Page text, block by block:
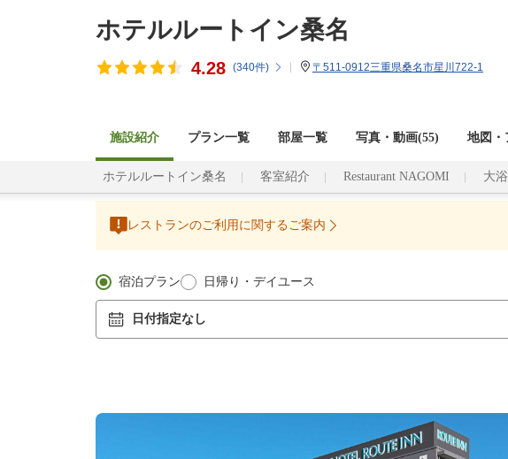
ホテルルートイン桑名
4.28 (340件) 〒511-0912三重県桑名市星川722-1
施設紹介 プラン一覧 部屋一覧 写真・動画(55) 地図・
ホテルルートイン桑名 客室紹介 Restaurant NAGOMI 大
レストランのご利用に関するご案内
宿泊プラン 日帰り・デイユース
日付指定なし